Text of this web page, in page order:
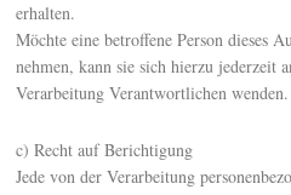
erhalten.
Möchte eine betroffene Person dieses
nehmen, kann sie sich hierzu jederzeit
Verarbeitung Verantwortlichen wenden.
c) Recht auf Berichtigung
Jede von der Verarbeitung